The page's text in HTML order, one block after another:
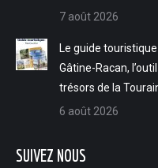
7 août 2026
Le guide
Gâtine-Racan,
trésors de la
6 août 2026
SUIVEZ NOUS